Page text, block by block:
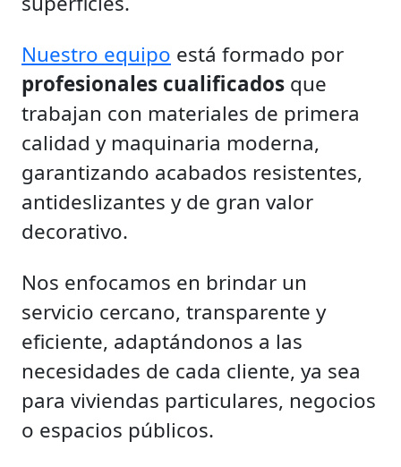
Nuestro equipo está formado por
profesionales cualificados que
trabajan con materiales de primera
calidad y maquinaria moderna,
garantizando acabados resistentes,
antideslizantes y de gran valor
decorativo.
Nos enfocamos en brindar un
servicio cercano, transparente y
eficiente, adaptándonos a las
necesidades de cada cliente, ya sea
para viviendas particulares, negocios
o espacios públicos.